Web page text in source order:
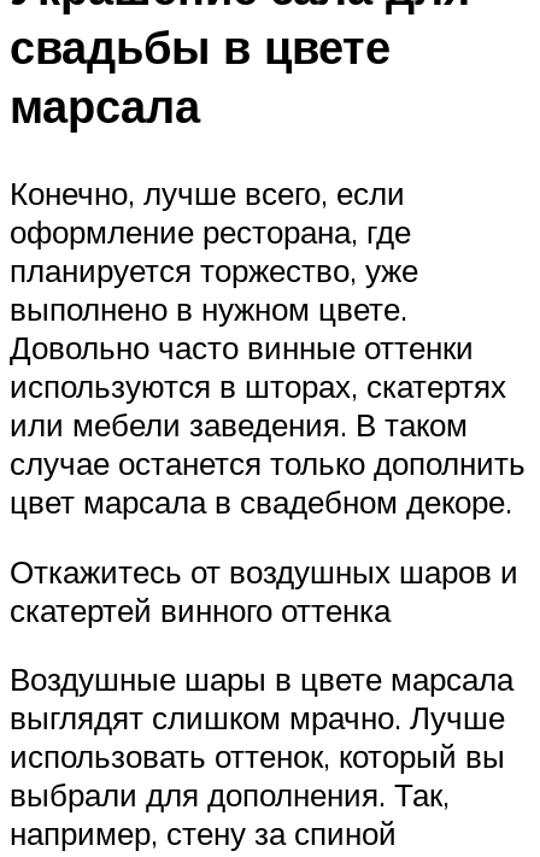
свадьбы в цвете
марсала
Конечно, лучше всего, если
оформление ресторана, где
планируется торжество, уже
выполнено в нужном цвете.
Довольно часто винные оттенки
используются в шторах, скатертях
или мебели заведения. В таком
случае останется только дополнить
цвет марсала в свадебном декоре.
Откажитесь от воздушных шаров и
скатертей винного оттенка
Воздушные шары в цвете марсала
выглядят слишком мрачно. Лучше
использовать оттенок, который вы
выбрали для дополнения. Так,
например, стену за спиной